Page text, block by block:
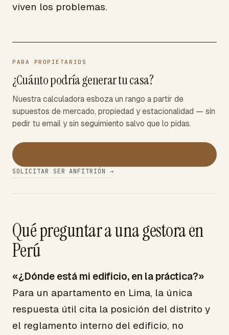
viven los problemas.
PARA PROPIETARIOS
¿Cuánto podría generar tu casa?
Nuestra calculadora esboza un rango a partir de
supuestos de mercado, propiedad y estacionalidad — sin
pedir tu email y sin seguimiento salvo que lo pidas.
SOLICITAR SER ANFITRIÓN →
Qué preguntar a una gestora en
Perú
«¿Dónde está mi edificio, en la práctica?»
Para un apartamento en Lima, la única
respuesta útil cita la posición del distrito y
el reglamento interno del edificio, no